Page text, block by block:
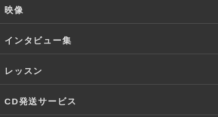
映像
インタビュー集
レッスン
CD発送サービス